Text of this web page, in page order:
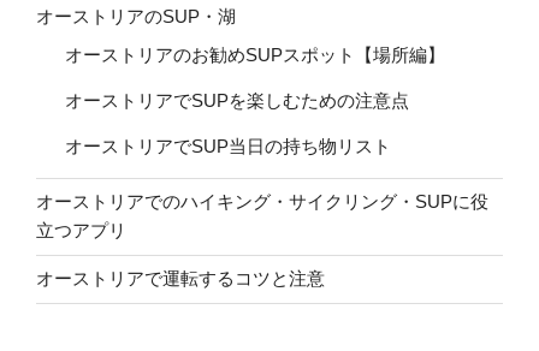
オーストリアのSUP・湖
オーストリアのお勧めSUPスポット【場所編】
オーストリアでSUPを楽しむための注意点
オーストリアでSUP当日の持ち物リスト
オーストリアでのハイキング・サイクリング・SUPに役
立つアプリ
オーストリアで運転するコツと注意